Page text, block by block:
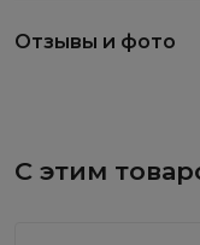
Отзывы и фото
С этим